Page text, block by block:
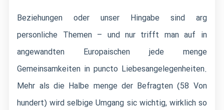
Beziehungen oder unser Hingabe sind arg
personliche Themen – und nur trifft man auf in
angewandten Europaischen jede menge
Gemeinsamkeiten in puncto Liebesangelegenheiten.
Mehr als die Halbe menge der Befragten (58 Von
hundert) wird selbige Umgang sic wichtig, wirklich so